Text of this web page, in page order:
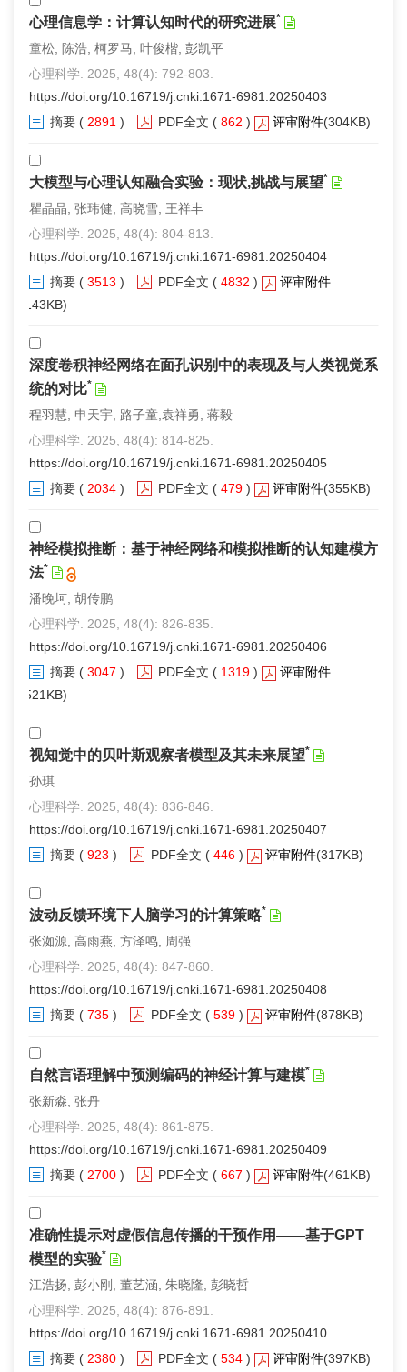
心理信息学：计算认知时代的研究进展*
童松, 陈浩, 柯罗马, 叶俊楷, 彭凯平
心理科学. 2025, 48(4): 792-803.
https://doi.org/10.16719/j.cnki.1671-6981.20250403
摘要 ( 2891 ) PDF全文 ( 862 ) 评审附件(304KB)
大模型与心理认知融合实验：现状,挑战与展望*
瞿晶晶, 张玮健, 高晓雪, 王祥丰
心理科学. 2025, 48(4): 804-813.
https://doi.org/10.16719/j.cnki.1671-6981.20250404
摘要 ( 3513 ) PDF全文 ( 4832 )
评审附件
(143KB)
深度卷积神经网络在面孔识别中的表现及与人类视觉系
统的对比*
程羽慧, 申天宇, 路子童,袁祥勇, 蒋毅
心理科学. 2025, 48(4): 814-825.
https://doi.org/10.16719/j.cnki.1671-6981.20250405
摘要 ( 2034 ) PDF全文 ( 479 ) 评审附件(355KB)
神经模拟推断：基于神经网络和模拟推断的认知建模方
法*
潘晚坷, 胡传鹏
心理科学. 2025, 48(4): 826-835.
https://doi.org/10.16719/j.cnki.1671-6981.20250406
摘要 ( 3047 ) PDF全文 ( 1319 )
评审附件
(521KB)
视知觉中的贝叶斯观察者模型及其未来展望*
孙琪
心理科学. 2025, 48(4): 836-846.
https://doi.org/10.16719/j.cnki.1671-6981.20250407
摘要 ( 923 ) PDF全文 ( 446 ) 评审附件(317KB)
波动反馈环境下人脑学习的计算策略*
张洳源, 高雨燕, 方泽鸣, 周强
心理科学. 2025, 48(4): 847-860.
https://doi.org/10.16719/j.cnki.1671-6981.20250408
摘要 ( 735 ) PDF全文 ( 539 ) 评审附件(878KB)
自然言语理解中预测编码的神经计算与建模*
张新淼, 张丹
心理科学. 2025, 48(4): 861-875.
https://doi.org/10.16719/j.cnki.1671-6981.20250409
摘要 ( 2700 ) PDF全文 ( 667 ) 评审附件(461KB)
准确性提示对虚假信息传播的干预作用——基于GPT
模型的实验*
江浩扬, 彭小刚, 董艺涵, 朱晓隆, 彭晓哲
心理科学. 2025, 48(4): 876-891.
https://doi.org/10.16719/j.cnki.1671-6981.20250410
摘要 ( 2380 ) PDF全文 ( 534 ) 评审附件(397KB)